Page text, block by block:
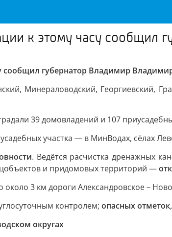
к этому часу сообщил
сообщил губернатор Владимир
Минераловодский, Георгиевский,
39 домовладений и 107
участка — в МинВодах, сёлах
. Ведётся расчистка дренажных
и придомовых территорий —
3 км дороги Александровское –
контролем; опасных
округах